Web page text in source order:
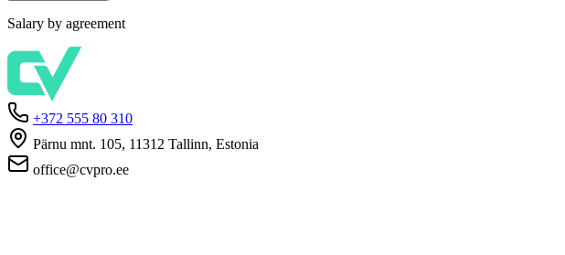
Salary by agreement
+372 555 80 310
Pärnu mnt. 105, 11312 Tallinn, Estonia
office@cvpro.ee